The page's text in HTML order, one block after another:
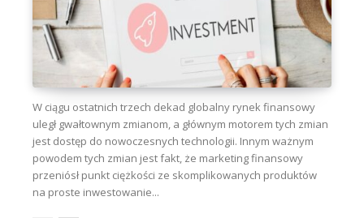
W ciągu ostatnich trzech dekad globalny rynek finansowy
uległ gwałtownym zmianom, a głównym motorem tych zmian
jest dostęp do nowoczesnych technologii. Innym ważnym
powodem tych zmian jest fakt, że marketing finansowy
przeniósł punkt ciężkości ze skomplikowanych produktów
na proste inwestowanie...